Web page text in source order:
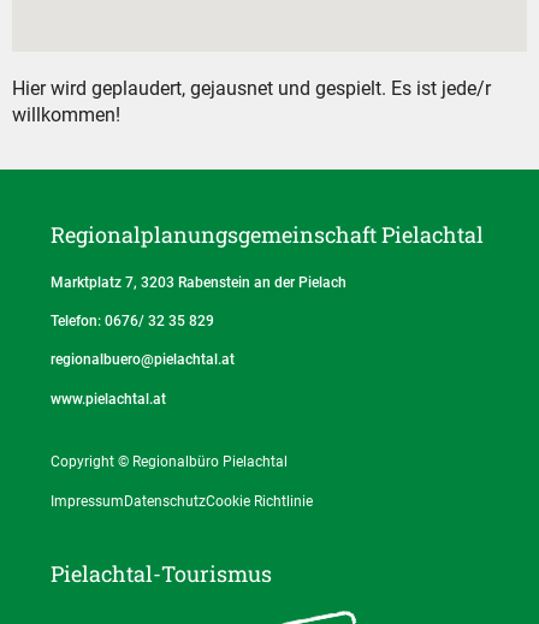
Hier wird geplaudert, gejausnet und gespielt. Es ist jede/r
willkommen!
Regionalplanungs­gemeinschaft Pielachtal
Marktplatz 7, 3203 Rabenstein an der Pielach
Telefon: 0676/ 32 35 829
regionalbuero@pielachtal.at
www.pielachtal.at
Copyright © Regionalbüro Pielachtal
ImpressumDatenschutzCookie Richtlinie
Pielachtal-Tourismus